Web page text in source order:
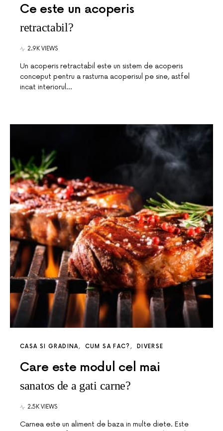
Ce este un acoperis
retractabil?
2.9K VIEWS
Un acoperis retractabil este un sistem de acoperis
conceput pentru a rasturna acoperisul pe sine, astfel
incat interiorul…
CASA SI GRADINA CUM SA FAC? DIVERSE
Care este modul cel mai
sanatos de a gati carne?
2.5K VIEWS
Carnea este un aliment de baza in multe diete. Este